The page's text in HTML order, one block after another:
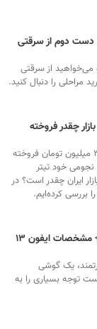
دست دوم از سرقتی
از سرقتی
مراحلی را دنبال کنید.
چقدر فروخته
ارزان‌ترین آیفون ۱۷ در بازار با قیمت ۳۱۹ میلیون تومان فروخته
خود تیتر
ایران چقدر است؟ در
کرده‌ایم.
قیمت ایفون ۱۳ معمولی + مشخصات ایفون ۱۳
و قدرتمند، یک گوشی
توجه بسیاری را به